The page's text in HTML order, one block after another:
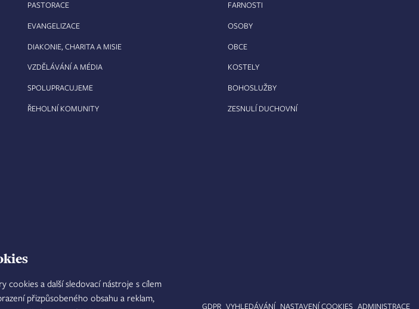
cookies a další sledovací nástroje s cílem
přizpůsobeného obsahu a reklam,
PASTORACE
EVANGELIZACE
DIAKONIE, CHARITA A MISIE
VZDĚLÁVÁNÍ A MÉDIA
SPOLUPRACUJEME
ŘEHOLNÍ KOMUNITY
FARNOSTI
OSOBY
OBCE
KOSTELY
BOHOSLUŽBY
ZESNULÍ DUCHOVNÍ
TISKOVÝ MLUVČÍ MAPA STRÁNEK GDPR VYHLEDÁVÁNÍ NASTAVENÍ COOKIES ADMINISTRACE